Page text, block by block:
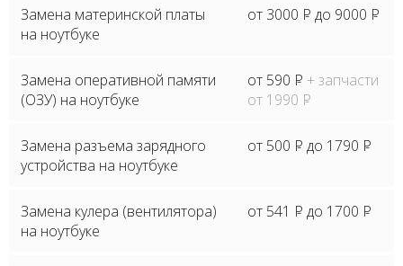
Замена материнской платы
на ноутбуке
от 3000 P до 9000 P
Замена оперативной памяти
(ОЗУ) на ноутбуке
от 590 P + запчасти
от 1990 P
Замена разъема зарядного
устройства на ноутбуке
от 500 P до 1790 P
Замена кулера (вентилятора)
на ноутбуке
от 541 P до 1700 P